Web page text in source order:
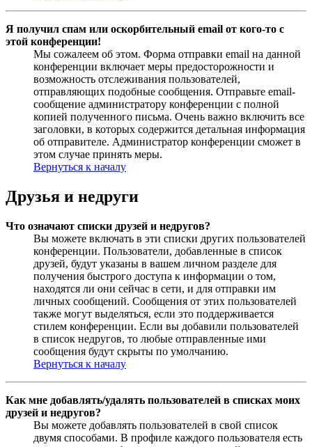
Я получил спам или оскорбительный email от кого-то с
этой конференции!
Мы сожалеем об этом. Форма отправки email на данной
конференции включает меры предосторожности и
возможность отслеживания пользователей,
отправляющих подобные сообщения. Отправьте email-
сообщение администратору конференции с полной
копией полученного письма. Очень важно включить все
заголовки, в которых содержится детальная информация
об отправителе. Администратор конференции сможет в
этом случае принять меры.
Вернуться к началу
Друзья и недруги
Что означают списки друзей и недругов?
Вы можете включать в эти списки других пользователей
конференции. Пользователи, добавленные в список
друзей, будут указаны в вашем личном разделе для
получения быстрого доступа к информации о том,
находятся ли они сейчас в сети, и для отправки им
личных сообщений. Сообщения от этих пользователей
также могут выделяться, если это поддерживается
стилем конференции. Если вы добавили пользователей
в список недругов, то любые отправленные ими
сообщения будут скрыты по умолчанию.
Вернуться к началу
Как мне добавлять/удалять пользователей в списках моих
друзей и недругов?
Вы можете добавлять пользователей в свой список
двумя способами. В профиле каждого пользователя есть